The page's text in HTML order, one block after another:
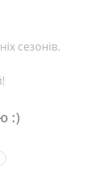
сезонів.
:)